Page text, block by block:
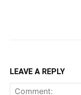
LEAVE A REPLY